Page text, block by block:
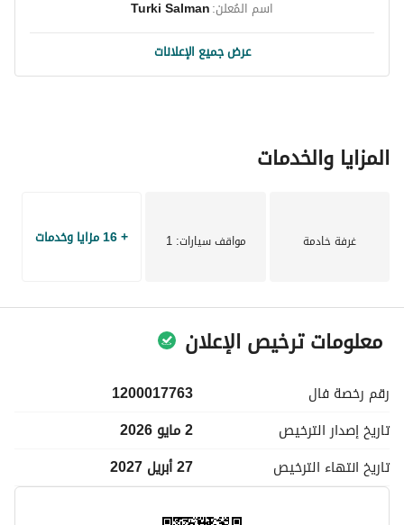
المتاجر والمدارس والحدائق. إنها موقع مثالي للعائلات التي تتطلع
اسم المُعلن:Turki Salman
عرض جميع الإعلانات
المزايا والخدمات
غرفة خادمة مواقف سيارات: 1 + 16 مزايا وخدمات
معلومات ترخيص الإعلان
رقم رخصة فال
1200017763
تاريخ إصدار الترخيص
2 مايو 2026
تاريخ انتهاء الترخيص 27 أبريل 2027